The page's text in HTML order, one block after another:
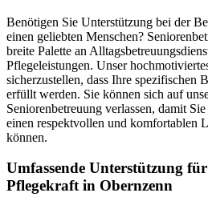
Benötigen Sie Unterstützung bei der
einen geliebten Menschen?
breite Palette an
Pflegeleistungen. Unser
sicherzustellen, dass Ihre spezifischen
erfüllt werden. Sie können sich auf
Seniorenbetreuung verlassen, damit
einen respektvollen und komfortablen
können.
Umfassende Unterstützung
Pflegekraft in Obernzenn